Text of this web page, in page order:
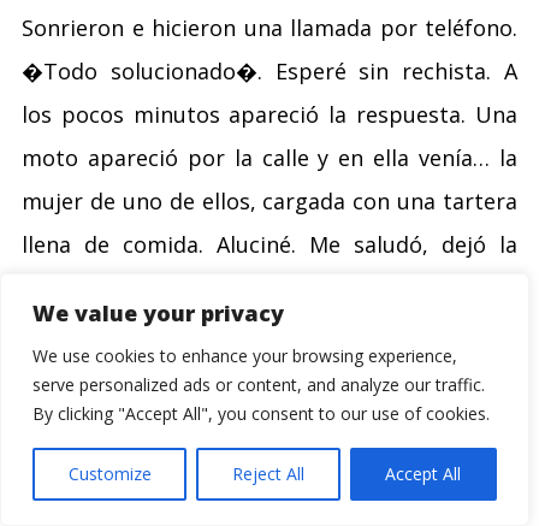
We value your privacy
We use cookies to enhance your browsing experience,
serve personalized ads or content, and analyze our traffic.
By clicking "Accept All", you consent to our use of cookies.
Customize Reject All Accept All
Sonrieron e hicieron una llamada por teléfono.
�Todo solucionado�. Esperé sin rechista. A
los pocos minutos apareció la respuesta. Una
moto apareció por la calle y en ella venía… la
mujer de uno de ellos, cargada con una tartera
llena de comida. Aluciné. Me saludó, dejó la
había venido. Sin dejar de sonreir.
– ¿Y ahora? – pregunté – ¿cómo lo repartimos?
¿Voy a buscar platos?
– No, para nada. Es todo para ti.